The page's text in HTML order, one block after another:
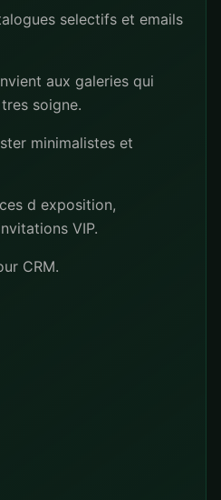
selectifs et emails
aux galeries qui
soigne.
minimalistes et
d exposition,
VIP.
CRM.